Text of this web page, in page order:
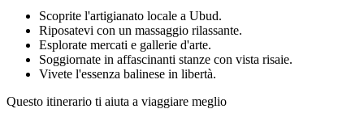
Scoprite l'artigianato locale a Ubud.
Riposatevi con un massaggio rilassante.
Esplorate mercati e gallerie d'arte.
Soggiornate in affascinanti stanze con vista risaie.
Vivete l'essenza balinese in libertà.
Questo itinerario ti aiuta a viaggiare meglio